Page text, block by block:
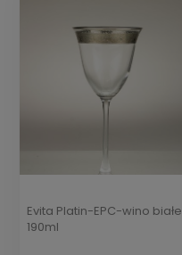
Evita Platin-EPC-wino białe
190ml